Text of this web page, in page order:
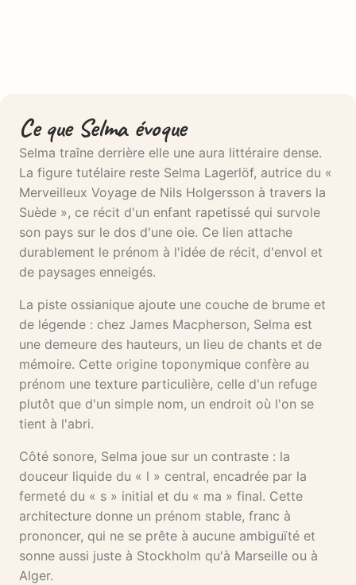
Ce que Selma évoque
Selma traîne derrière elle une aura littéraire dense.
La figure tutélaire reste Selma Lagerlöf, autrice du «
Merveilleux Voyage de Nils Holgersson à travers la
Suède », ce récit d'un enfant rapetissé qui survole
son pays sur le dos d'une oie. Ce lien attache
durablement le prénom à l'idée de récit, d'envol et
de paysages enneigés.
La piste ossianique ajoute une couche de brume et
de légende : chez James Macpherson, Selma est
une demeure des hauteurs, un lieu de chants et de
mémoire. Cette origine toponymique confère au
prénom une texture particulière, celle d'un refuge
plutôt que d'un simple nom, un endroit où l'on se
tient à l'abri.
Côté sonore, Selma joue sur un contraste : la
douceur liquide du « l » central, encadrée par la
fermeté du « s » initial et du « ma » final. Cette
architecture donne un prénom stable, franc à
prononcer, qui ne se prête à aucune ambiguïté et
sonne aussi juste à Stockholm qu'à Marseille ou à
Alger.